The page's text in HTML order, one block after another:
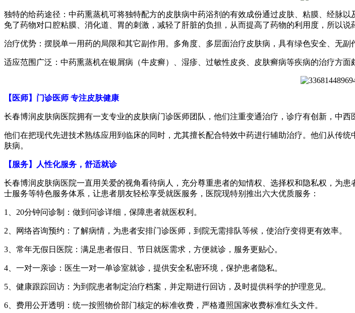
独特的给药途径：中药熏蒸机可将独特配方的皮肤病中药浴剂的有效成份通过皮肤、粘膜、经脉
免了药物对口腔粘膜、消化道、胃的刺激，减轻了肝脏的负担，从而提高了药物的利用度，所以说
治疗优势：摆脱单一用药的局限和其它副作用。多角度、多层面治疗皮肤病，具有绿色安全、无副
适应范围广泛：中药熏蒸机在银屑病（牛皮癣）、湿疹、过敏性皮炎、皮肤癣病等疾病的治疗方
【医师】门诊医师 专注皮肤健康
长春博润皮肤病医院拥有一支专业的皮肤病门诊医师团队，他们注重变通治疗，诊疗有创新，中西
他们在把现代先进技术熟练应用到临床的同时，尤其擅长配合特效中药进行辅助治疗。他们从传
肤病。
【服务】人性化服务，舒适就诊
长春博润皮肤病医院一直用关爱的视角看待病人，充分尊重患者的知情权、选择权和隐私权，为
士服务等特色服务体系，让患者朋友轻松享受就医服务，医院现特别推出六大优质服务：
1、20分钟问诊制：做到问诊详细，保障患者就医权利。
2、网络咨询预约：了解病情，为患者安排门诊医师，到院无需排队等候，使治疗变得更有效率。
3、常年无假日医院：满足患者假日、节日就医需求，方便就诊，服务更贴心。
4、一对一亲诊：医生一对一单诊室就诊，提供安全私密环境，保护患者隐私。
5、健康跟踪回访：为到院患者制定治疗档案，并定期进行回访，及时提供科学的护理意见。
6、费用公开透明：统一按照物价部门核定的标准收费，严格遵照国家收费标准红头文件。